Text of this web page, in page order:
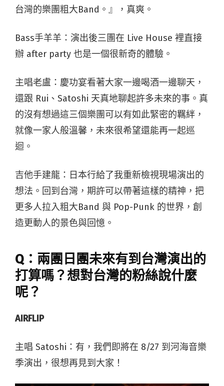
台灣的樂團粗大Band。』，真爽。
Bass手羊羊： 演出後三團在 Live House 裡直接
辦 after party 也是一個很新奇的體驗。
主唱老盧：慶功宴看著大家一邊喝酒一邊聊天，
還跟 Rui、Satoshi 天真地聊起許多未來的事。真
的沒有想過這三個樂團可以有如此緊密的羈絆，
就像一家人般溫馨，未來很希望還能再一起巡
迴。
吉他手建龍： 日本行給了我重新檢視現場演出的
想法。回到台灣，期許可以帶著這樣的精神，把
更多人拉入粗大Band 與 Pop-Punk 的世界，創
造更動人的景色與回憶。
Q：兩團日團未來有到台灣演出的
打算嗎？想對台灣的粉絲說什麼
呢？
AIRFLIP
主唱 Satoshi ： 有，我們即將在 8/27 到河海音樂
季演出，很想再見到大家！